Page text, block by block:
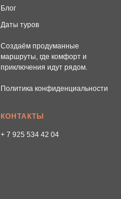
Блог
Даты туров
Создаём продуманные
маршруты, где комфорт и
приключения идут рядом.
Политика конфиденциальности
КОНТАКТЫ
+ 7 925 534 42 04